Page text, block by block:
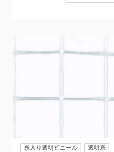
糸入り透明ビニール 透明系